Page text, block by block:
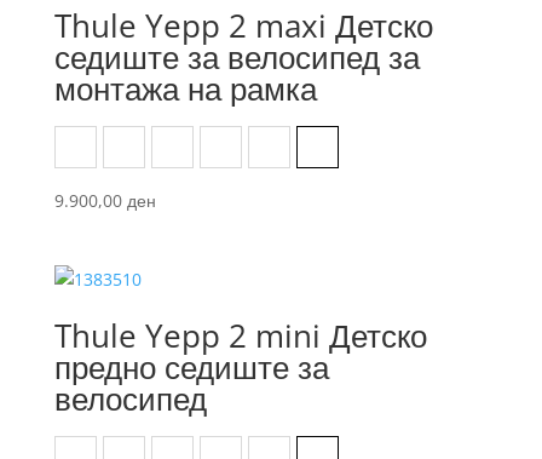
Thule Yepp 2 maxi Детско
седиште за велосипед за
монтажа на рамка
9.900,00 ден
Thule Yepp 2 mini Детско
предно седиште за
велосипед